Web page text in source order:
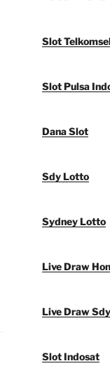
Slot
Slot Pulsa
Dana Slot
Sdy Lotto
Sydney Lotto
Live Draw
Live Draw Sdy
Slot Indosat